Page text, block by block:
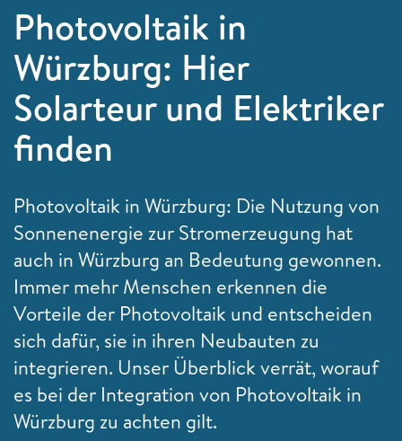
Photovoltaik in
Würzburg: Hier
Solarteur und Elektriker
finden
Photovoltaik in Würzburg: Die Nutzung von
Sonnenenergie zur Stromerzeugung hat
auch in Würzburg an Bedeutung gewonnen.
Immer mehr Menschen erkennen die
Vorteile der Photovoltaik und entscheiden
sich dafür, sie in ihren Neubauten zu
integrieren. Unser Überblick verrät, worauf
es bei der Integration von Photovoltaik in
Würzburg zu achten gilt.